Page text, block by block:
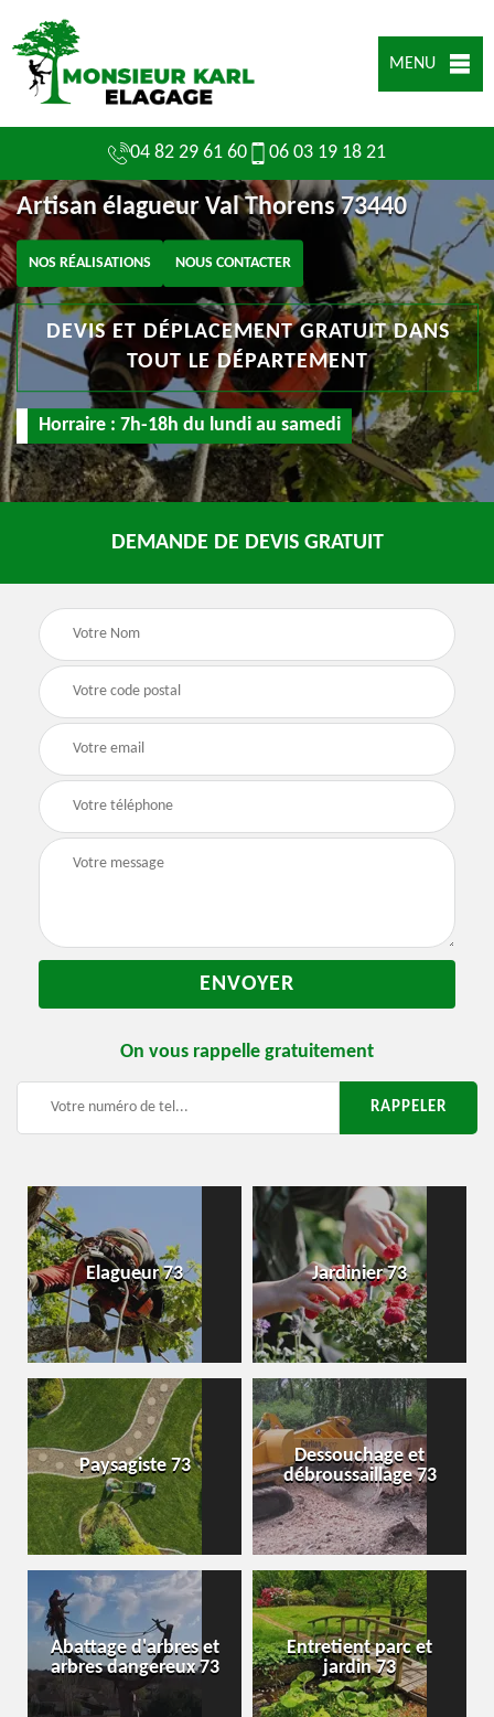
MENU
04 82 29 61 60 06 03 19 18 21
Artisan élagueur Val Thorens 73440
NOS RÉALISATIONS NOUS CONTACTER
DEVIS ET DÉPLACEMENT GRATUIT DANS
TOUT LE DÉPARTEMENT
Horraire : 7h-18h du lundi au samedi
DEMANDE DE DEVIS GRATUIT
On vous rappelle gratuitement
Elagueur 73 Jardinier 73
Paysagiste 73
Dessouchage et
débroussaillage 73
Abattage d'arbres et
arbres dangereux 73
Entretient parc et
jardin 73